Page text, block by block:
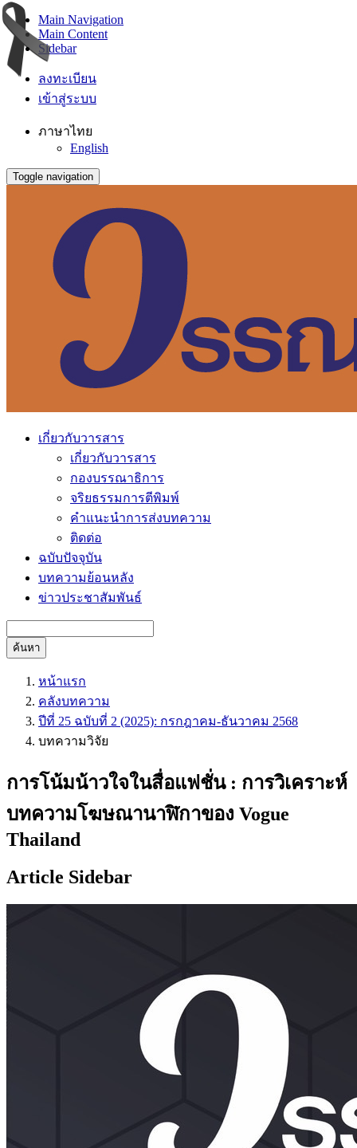
Main Navigation
Main Content
Sidebar
ลงทะเบียน
เข้าสู่ระบบ
ภาษาไทย
English
Toggle navigation
เกี่ยวกับวารสาร
เกี่ยวกับวารสาร
กองบรรณาธิการ
จริยธรรมการตีพิมพ์
คำแนะนำการส่งบทความ
ติดต่อ
ฉบับปัจจุบัน
บทความย้อนหลัง
ข่าวประชาสัมพันธ์
ค้นหา
หน้าแรก
คลังบทความ
ปีที่ 25 ฉบับที่ 2 (2025): กรกฎาคม-ธันวาคม 2568
บทความวิจัย
การโน้มน้าวใจในสื่อแฟชั่น : การวิเคราะห์
บทความโฆษณานาฬิกาของ Vogue
Thailand
Article Sidebar